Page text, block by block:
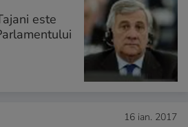
este
16 ian. 2017